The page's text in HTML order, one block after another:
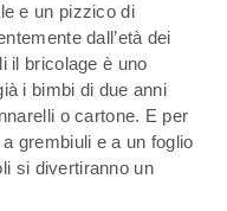
e un pizzico di
dall’età dei
il bricolage è uno
i bimbi di due anni
o cartone. E per
grembiuli e a un foglio
si divertiranno un